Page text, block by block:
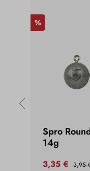
%
Spro
14g
3,35 € 3,95